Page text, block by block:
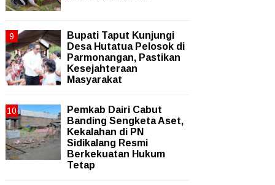
Bupati Taput Kunjungi
Desa Hutatua Pelosok di
Parmonangan, Pastikan
Kesejahteraan
Masyarakat
Pemkab Dairi Cabut
Banding Sengketa Aset,
Kekalahan di PN
Sidikalang Resmi
Berkekuatan Hukum
Tetap